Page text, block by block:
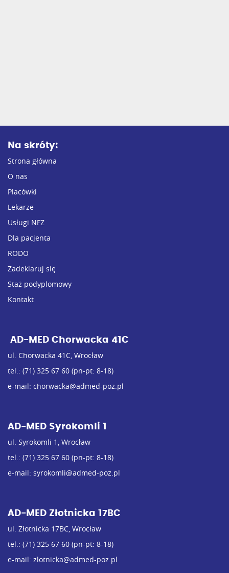
Na skróty:
Strona główna
O nas
Placówki
Lekarze
Usługi NFZ
Dla pacjenta
RODO
Zadeklaruj się
Staż podyplomowy
Kontakt
AD-MED Chorwacka 41C
ul. Chorwacka 41C, Wrocław
tel.: (71) 325 67 60 (pn-pt: 8-18)
e-mail: chorwacka@admed-poz.pl
AD-MED Syrokomli 1
ul. Syrokomli 1, Wrocław
tel.: (71) 325 67 60 (pn-pt: 8-18)
e-mail: syrokomli@admed-poz.pl
AD-MED Złotnicka 17BC
ul. Złotnicka 17BC, Wrocław
tel.: (71) 325 67 60 (pn-pt: 8-18)
e-mail: zlotnicka@admed-poz.pl